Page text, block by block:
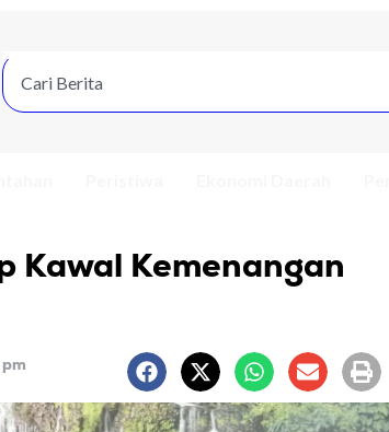
Kawal Kemenangan